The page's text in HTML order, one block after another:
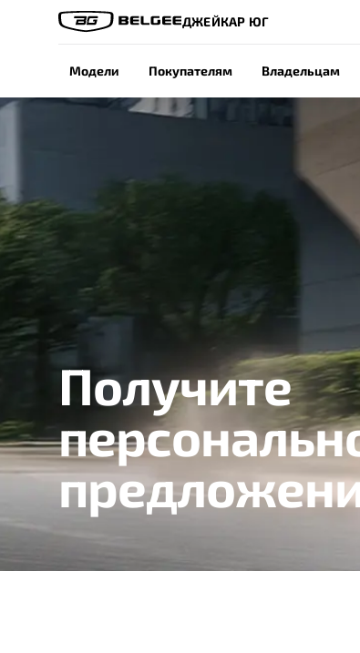
ДЖЕЙКАР ЮГ
Модели Покупателям Владельцам
Получите